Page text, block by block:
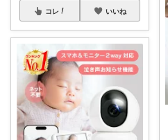
コレ いいね